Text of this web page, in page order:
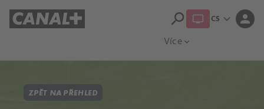
Více expand_more
search CS expand_more person
ZPĚT NA PŘEHLED